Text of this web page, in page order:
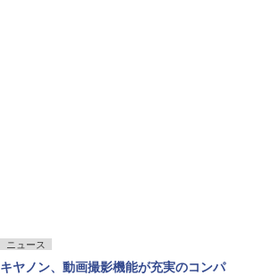
ニュース
キヤノン、動画撮影機能が充実のコンパ